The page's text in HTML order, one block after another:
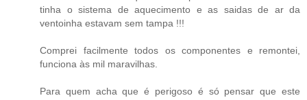
tinha o sistema de aquecimento e as saidas de ar da
ventoinha estavam sem tampa !!!
Comprei facilmente todos os componentes e remontei,
funciona às mil maravilhas.
Para quem acha que é perigoso é só pensar que este